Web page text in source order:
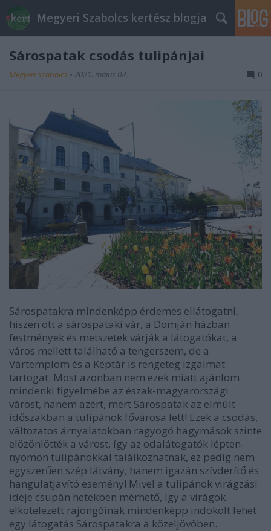
Megyeri Szabolcs kertész blogja
Sárospatak csodás tulipánjai
Megyeri Szabolcs • 2021. május 02. 0
Sárospatakra mindenképp érdemes ellátogatni,
hiszen ott a sárospataki vár, a Domján házban
festmények és metszetek várják a látogatókat, a
város mellett található a tengerszem, de a
Vártemplom és a Képtár is rengeteg izgalmat
tartogat. Most azonban nem ezek miatt ajánlom
mindenki figyelmébe az észak-magyarországi
várost, hanem azért, mert Sárospatak az elmúlt
időszakban a tulipánok fővárosa lett! Ezek a csodás,
változatos árnyalatokban ragyogó hagymások szinte
elözönlötték a várost, így az odalátogatók lépten-
nyomon tulipánokkal találkozhatnak, ez pedig nem
egyszerűen szép látvány, hanem igazán szívderítő és
hangulatjavító esemény! Mivel a tulipánok virágzási
ideje csupán hetekben mérhető, így a virágok
elkötelezett rajongóinak mindenképp indokolt lehet
egy látogatás Sárospatakra a közeljövőben.